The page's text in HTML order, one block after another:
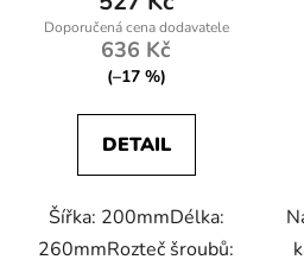
636 Kč
(–17 %)
DETAIL
Šířka: 200mmDélka:
260mmRozteč šroubů: